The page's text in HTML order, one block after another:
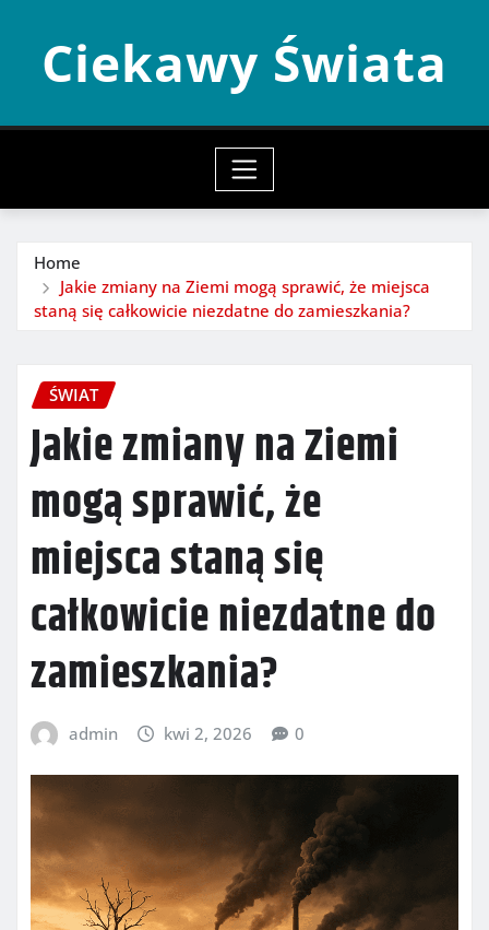
contentCiekawy Świata
Home
Jakie zmiany na Ziemi mogą sprawić, że miejsca
staną się całkowicie niezdatne do zamieszkania?
ŚWIAT
Jakie zmiany na Ziemi
mogą sprawić, że
miejsca staną się
całkowicie niezdatne do
zamieszkania?
admin kwi 2, 2026 0